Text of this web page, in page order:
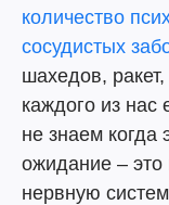
количество
сосудистых
шахедов,
каждого из
не знаем когда
ожидание – это
нервную